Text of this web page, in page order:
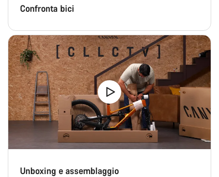
Confronta bici
Unboxing e assemblaggio